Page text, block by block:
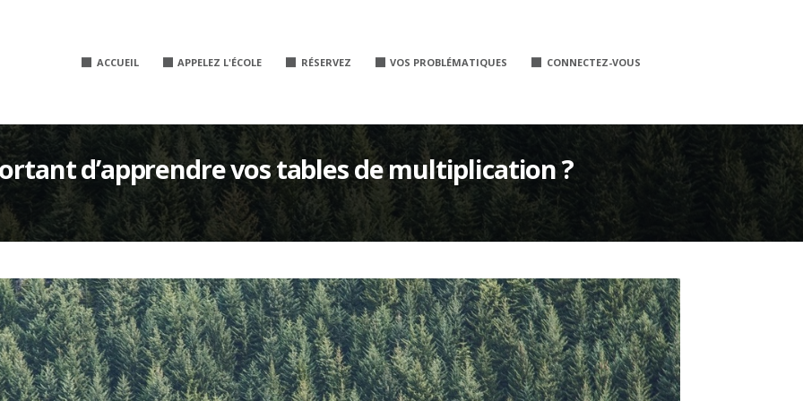
ACCUEIL APPELEZ L'ÉCOLE RÉSERVEZ VOS PROBLÉMATIQUES CONNECTEZ-VOUS
d’apprendre vos tables de multiplication ?